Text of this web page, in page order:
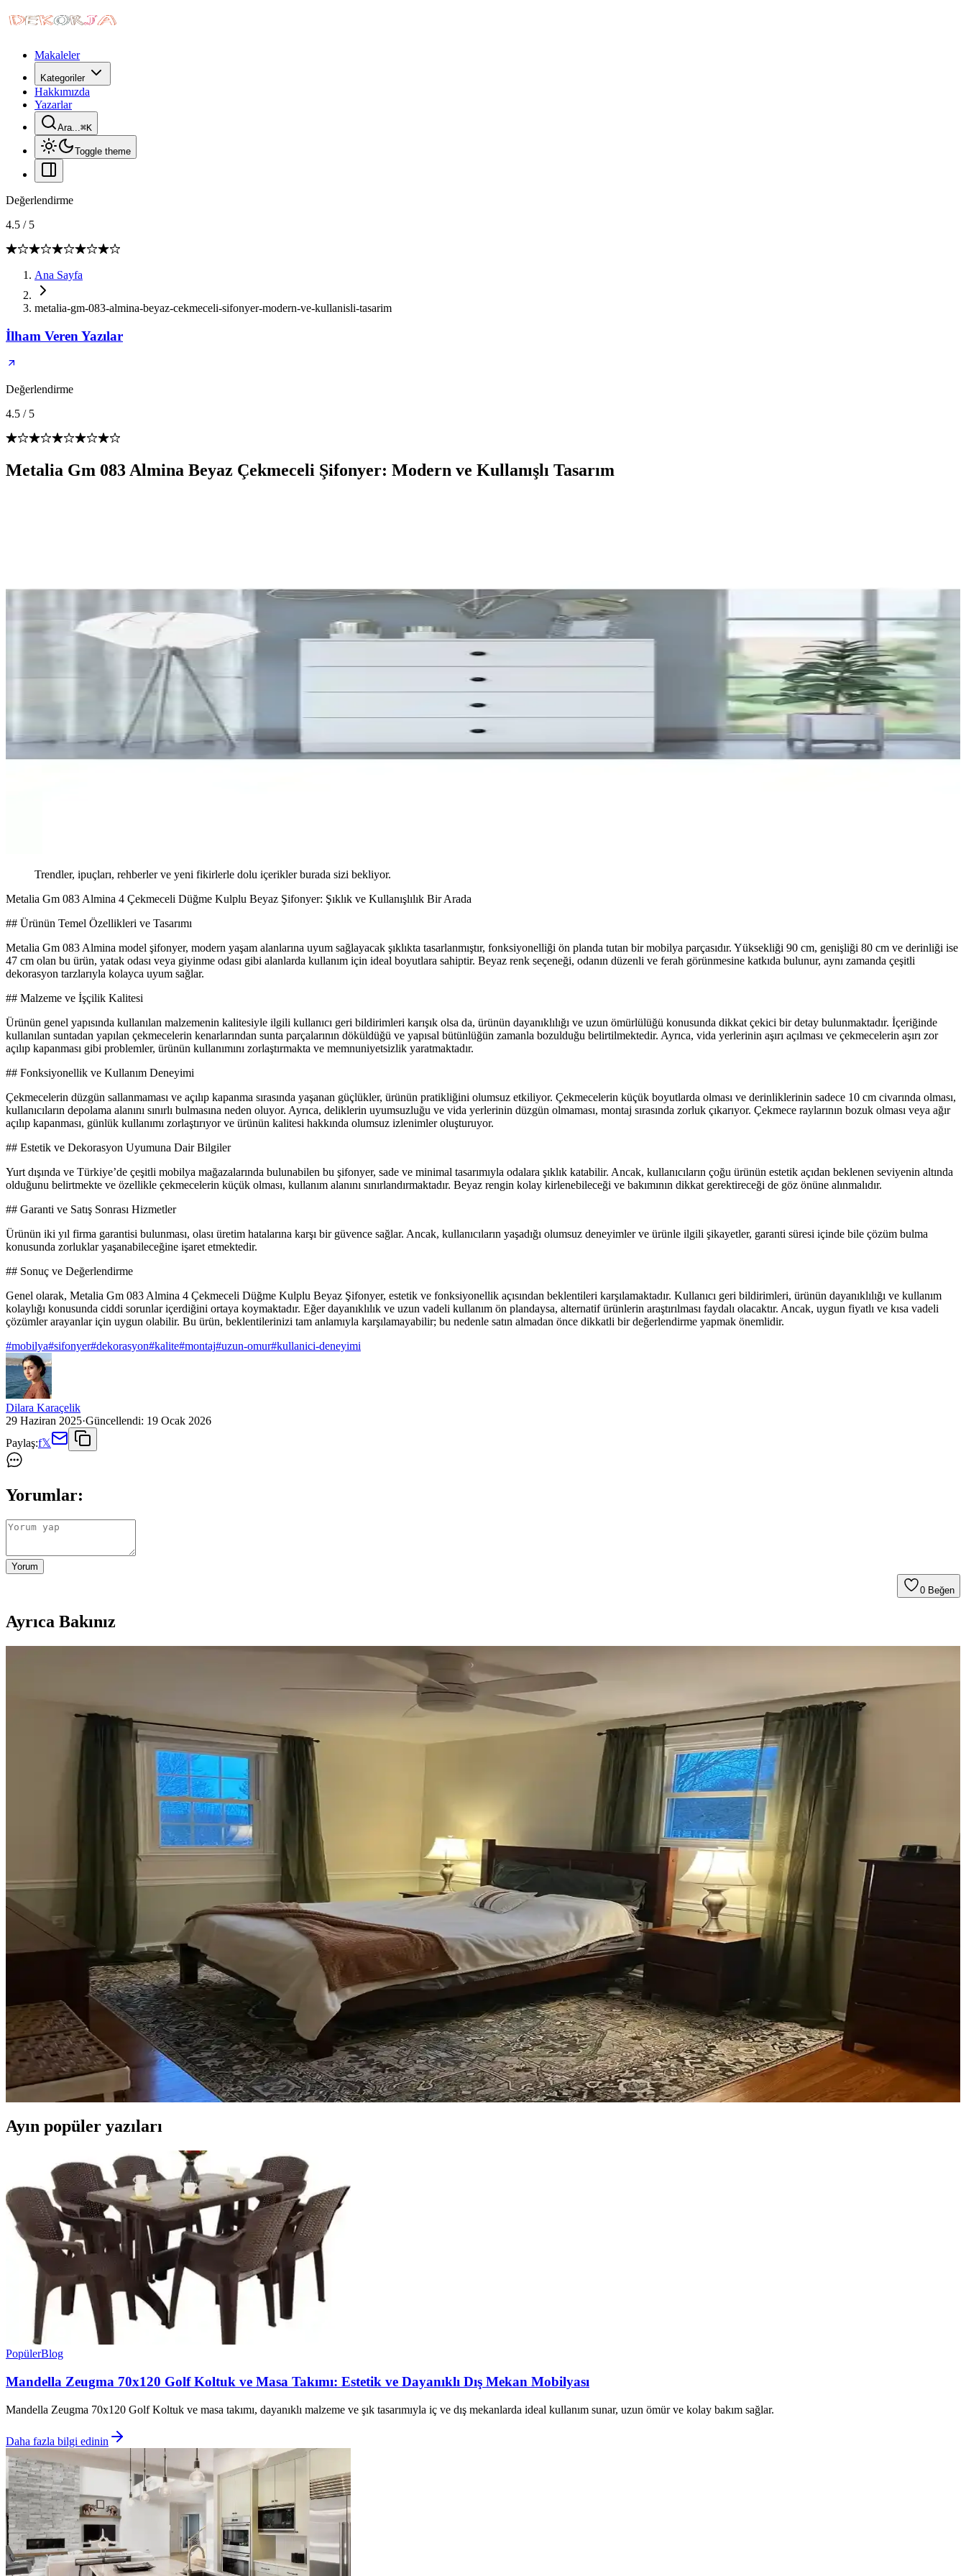
Makaleler
Kategoriler
Hakkımızda
Yazarlar
Ara...⌘K
Toggle theme
Değerlendirme
4.5 / 5
Ana Sayfa
metalia-gm-083-almina-beyaz-cekmeceli-sifonyer-modern-ve-kullanisli-tasarim
İlham Veren Yazılar
Değerlendirme
4.5 / 5
Metalia Gm 083 Almina Beyaz Çekmeceli Şifonyer: Modern ve Kullanışlı Tasarım
Trendler, ipuçları, rehberler ve yeni fikirlerle dolu içerikler burada sizi bekliyor.
Metalia Gm 083 Almina 4 Çekmeceli Düğme Kulplu Beyaz Şifonyer: Şıklık ve Kullanışlılık Bir Arada
## Ürünün Temel Özellikleri ve Tasarımı
Metalia Gm 083 Almina model şifonyer, modern yaşam alanlarına uyum sağlayacak şıklıkta tasarlanmıştır, fonksiyonelliği ön planda tutan bir mobilya parçasıdır. Yüksekliği 90 cm, genişliği 80 cm ve derinliği ise
47 cm olan bu ürün, yatak odası veya giyinme odası gibi alanlarda kullanım için ideal boyutlara sahiptir. Beyaz renk seçeneği, odanın düzenli ve ferah görünmesine katkıda bulunur, aynı zamanda çeşitli
dekorasyon tarzlarıyla kolayca uyum sağlar.
## Malzeme ve İşçilik Kalitesi
Ürünün genel yapısında kullanılan malzemenin kalitesiyle ilgili kullanıcı geri bildirimleri karışık olsa da, ürünün dayanıklılığı ve uzun ömürlülüğü konusunda dikkat çekici bir detay bulunmaktadır. İçeriğinde
kullanılan suntadan yapılan çekmecelerin kenarlarından sunta parçalarının döküldüğü ve yapısal bütünlüğün zamanla bozulduğu belirtilmektedir. Ayrıca, vida yerlerinin aşırı açılması ve çekmecelerin aşırı zor
açılıp kapanması gibi problemler, ürünün kullanımını zorlaştırmakta ve memnuniyetsizlik yaratmaktadır.
## Fonksiyonellik ve Kullanım Deneyimi
Çekmecelerin düzgün sallanmaması ve açılıp kapanma sırasında yaşanan güçlükler, ürünün pratikliğini olumsuz etkiliyor. Çekmecelerin küçük boyutlarda olması ve derinliklerinin sadece 10 cm civarında olması,
kullanıcıların depolama alanını sınırlı bulmasına neden oluyor. Ayrıca, deliklerin uyumsuzluğu ve vida yerlerinin düzgün olmaması, montaj sırasında zorluk çıkarıyor. Çekmece raylarının bozuk olması veya ağır
açılıp kapanması, günlük kullanımı zorlaştırıyor ve ürünün kalitesi hakkında olumsuz izlenimler oluşturuyor.
## Estetik ve Dekorasyon Uyumuna Dair Bilgiler
Yurt dışında ve Türkiye’de çeşitli mobilya mağazalarında bulunabilen bu şifonyer, sade ve minimal tasarımıyla odalara şıklık katabilir. Ancak, kullanıcıların çoğu ürünün estetik açıdan beklenen seviyenin altında
olduğunu belirtmekte ve özellikle çekmecelerin küçük olması, kullanım alanını sınırlandırmaktadır. Beyaz rengin kolay kirlenebileceği ve bakımının dikkat gerektireceği de göz önüne alınmalıdır.
## Garanti ve Satış Sonrası Hizmetler
Ürünün iki yıl firma garantisi bulunması, olası üretim hatalarına karşı bir güvence sağlar. Ancak, kullanıcıların yaşadığı olumsuz deneyimler ve ürünle ilgili şikayetler, garanti süresi içinde bile çözüm bulma
konusunda zorluklar yaşanabileceğine işaret etmektedir.
## Sonuç ve Değerlendirme
Genel olarak, Metalia Gm 083 Almina 4 Çekmeceli Düğme Kulplu Beyaz Şifonyer, estetik ve fonksiyonellik açısından beklentileri karşılamaktadır. Kullanıcı geri bildirimleri, ürünün dayanıklılığı ve kullanım
kolaylığı konusunda ciddi sorunlar içerdiğini ortaya koymaktadır. Eğer dayanıklılık ve uzun vadeli kullanım ön plandaysa, alternatif ürünlerin araştırılması faydalı olacaktır. Ancak, uygun fiyatlı ve kısa vadeli
çözümler arayanlar için uygun olabilir. Bu ürün, beklentilerinizi tam anlamıyla karşılamayabilir; bu nedenle satın almadan önce dikkatli bir değerlendirme yapmak önemlidir.
#mobilya#sifonyer#dekorasyon#kalite#montaj#uzun-omur#kullanici-deneyimi
Dilara Karaçelik
29 Haziran 2025·Güncellendi: 19 Ocak 2026
Paylaş:f𝕏
Yorumlar:
Yorum
0 Beğen
Ayrıca Bakınız
Koltuk ve Aksesuar Sandalyelerde Renk Uyumu ve Dekorasyonda Görsel Denge Sağlama Yöntemleri
Koltuk ve aksesuar sandalyelerde renk uyumsuzluğu görsel rekabete yol açabilir. Halı, perde, yastık ve mobilya yerleşimi ile renkler dengelenerek mekanın estetik bütünlüğü sağlanır.
Ev Dekorasyonunda Denge ve Fonksiyonellik: Renk Uyumu, Mobilya Yerleşimi ve Estetik İncelemesi
Reddit tartışması üzerinden ev dekorasyonunda renk uyumu, mobilya yerleşimi ve aksesuar dengesi gibi unsurların yaşam alanlarının estetik ve fonksiyonelliğini nasıl etkilediği inceleniyor.
Veranda Dekorasyonunda Bitki Seçimi, Aydınlatma ve Mobilya Düzenlemeleriyle Estetik İyileştirme Yöntemleri
Veranda dekorasyonunda bitkiler, halılar, aydınlatma ve mobilyaların uyumlu kullanımı mekânı daha davetkâr ve fonksiyonel kılar. Doğru seçimler verandanın atmosferini ve dış görünümünü güçlendirir.
Habitat'tan İkinci El Mobilya Alımı ve Ev Dekorasyonunda Stil Oluşturma Yöntemleri
Habitat mağazalarından ikinci el mobilya alımı, ekonomik ve özgün dekorasyon için fırsatlar sunar. Doğru seçim, temizlik ve stil oluşturma evin atmosferini belirler.
Teal Renkli Sandalyenin Halı ve Dolapla Uyumunda Renk Tonları ve Aksesuarların Rolü
Teal renkli sandalyenin halı ve dolapla uyumu, doğru renk tonları ve aksesuar seçimiyle sağlanır. Halıdaki mavi-yeşil alt tonlar ve sıcak ahşap dolap, teal rengini öne çıkarır, aksesuarlar ise denge oluşturur.
Yan Sehpa Boyama Renk Seçenekleri ve Dekorasyon Uyumu İçin Rehber
Yan sehpa boyamada renk seçimi, mobilya ve dekorasyon uyumu açısından önemlidir. Koyu tonlar, sıcak renkler ve doğal ahşap görünümü seçenekleriyle estetik sonuçlar elde edilir.
Ev Kütüphanesi Yenileme: Renk, Dekorasyon ve Konforun Dengeli Buluşması
Ev kütüphanesi yenilemesinde renklerin rahatlatıcı etkisi, kişisel dekoratif öğeler ve konforlu mobilyalar ön plandadır. Tavan boyama ve raf düzeni mekânın atmosferini zenginleştirir.
Yatak Odası Düzeni ve Dekorasyonunda Doğru Yerleşim ve Tasarım İpuçları
Yatak odasında doğru mobilya yerleşimi, renk uyumu, aydınlatma ve kişisel dokunuşlarla mekanın fonksiyonelliği ve estetiği artırılır. Bu ipuçlarıyla odanız daha dengeli ve sıcak bir hale gelir.
Ayın popüler yazıları
PopülerBlog
Mandella Zeugma 70x120 Golf Koltuk ve Masa Takımı: Estetik ve Dayanıklı Dış Mekan Mobilyası
Mandella Zeugma 70x120 Golf Koltuk ve masa takımı, dayanıklı malzeme ve şık tasarımıyla iç ve dış mekanlarda ideal kullanım sunar, uzun ömür ve kolay bakım sağlar.
Daha fazla bilgi edinin